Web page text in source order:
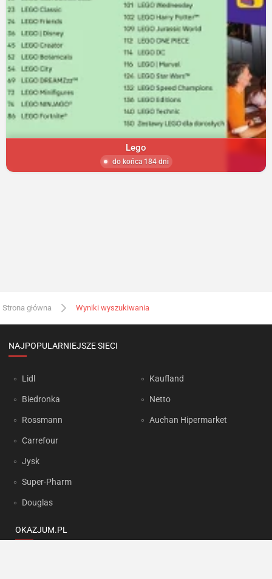
Lego
do końca 184 dni
Strona główna Wyniki wyszukiwania
NAJPOPULARNIEJSZE SIECI
Lidl
Biedronka
Rossmann
Carrefour
Jysk
Super-Pharm
Douglas
Kaufland
Netto
Auchan Hipermarket
OKAZJUM.PL